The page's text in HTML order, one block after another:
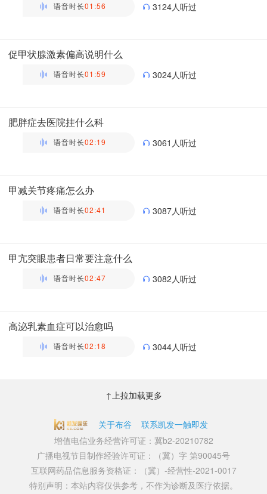
语音时长01:56 3124人听过
促甲状腺激素偏高说明什么
语音时长01:59 3024人听过
肥胖症去医院挂什么科
语音时长02:19 3061人听过
甲减关节疼痛怎么办
语音时长02:41 3087人听过
甲亢突眼患者日常要注意什么
语音时长02:47 3082人听过
高泌乳素血症可以治愈吗
语音时长02:18 3044人听过
↑上拉加载更多
关于布谷
联系凯发一触即发
增值电信业务经营许可证：冀b2-20210782
广播电视节目制作经验许可证：（冀）字 第90045号
互联网药品信息服务资格证：（冀）-经营性-2021-0017
特别声明：本站内容仅供参考，不作为诊断及医疗依据。